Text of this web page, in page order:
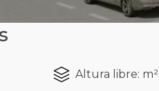
Altura libre: m²